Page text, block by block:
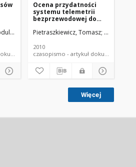
Nadzieja, Ludmiła Pietraszkiewicz,
- artykuł dokument piśmienniczy
Ocena przydatności
systemu telemetrii
bezprzewodowej do
cieplnego górników w
Pietraszkiewicz, Tomasz Borodulin-
2010
czasopismo - artykuł
Więcej